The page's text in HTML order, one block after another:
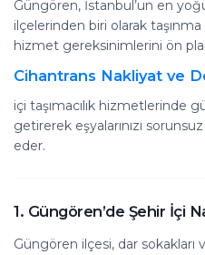
Güngören, İstanbul’un en
ilçelerinden biri olarak
hizmet gereksinimlerini ön
Cihantrans Nakliyat ve
içi taşımacılık hizmetlerinde
getirerek eşyalarınızı
eder.
1. Güngören’de Şehir İçi
Güngören ilçesi, dar sokakları